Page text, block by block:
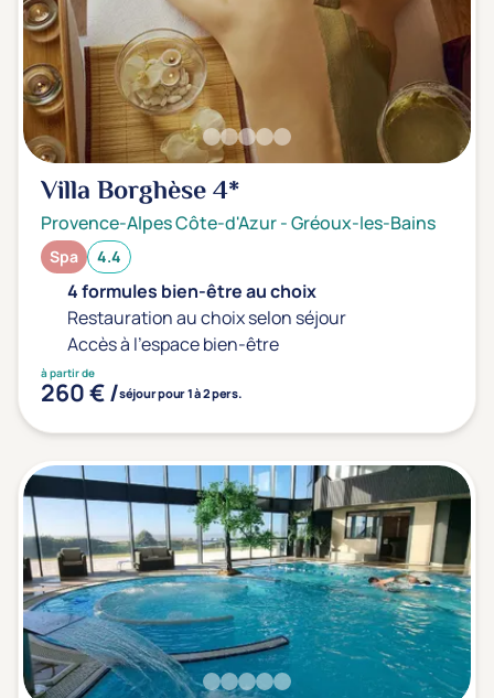
Villa Borghèse4*
Provence-Alpes Côte-d'Azur-Gréoux-les-Bains
Spa 4.4
4 formules bien-être au choix
Restauration au choix selon séjour
Accès à l'espace bien-être
à partir de
260 € /séjour pour 1 à 2 pers.